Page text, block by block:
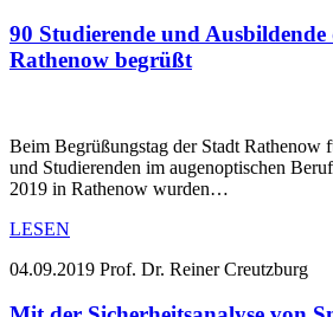
90 Studierende und
Rathenow begrüßt
Beim Begrüßungstag der Stadt Rathenow
und Studierenden im augenoptischen
2019 in Rathenow wurden…
LESEN
04.09.2019 Prof. Dr. Reiner Creutzburg